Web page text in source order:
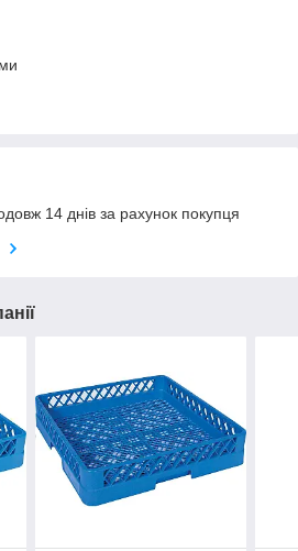
14 днів за рахунок покупця